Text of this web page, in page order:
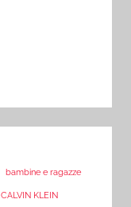
bambine e ragazze
CALVIN KLEIN